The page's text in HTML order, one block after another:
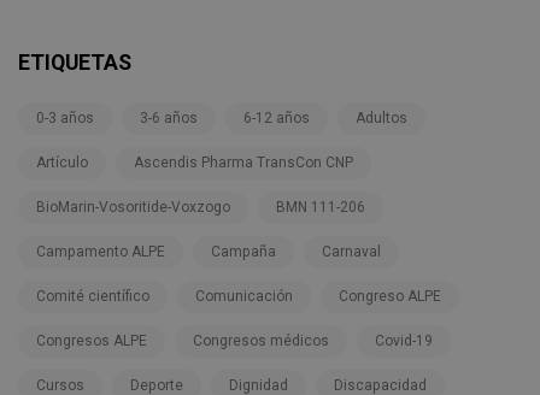
ETIQUETAS
0-3 años 3-6 años 6-12 años Adultos
Artículo Ascendis Pharma TransCon CNP
BioMarin-Vosoritide-Voxzogo BMN 111-206
Campamento ALPE Campaña Carnaval
Comité científico Comunicación Congreso ALPE
Congresos ALPE Congresos médicos Covid-19
Cursos Deporte Dignidad Discapacidad